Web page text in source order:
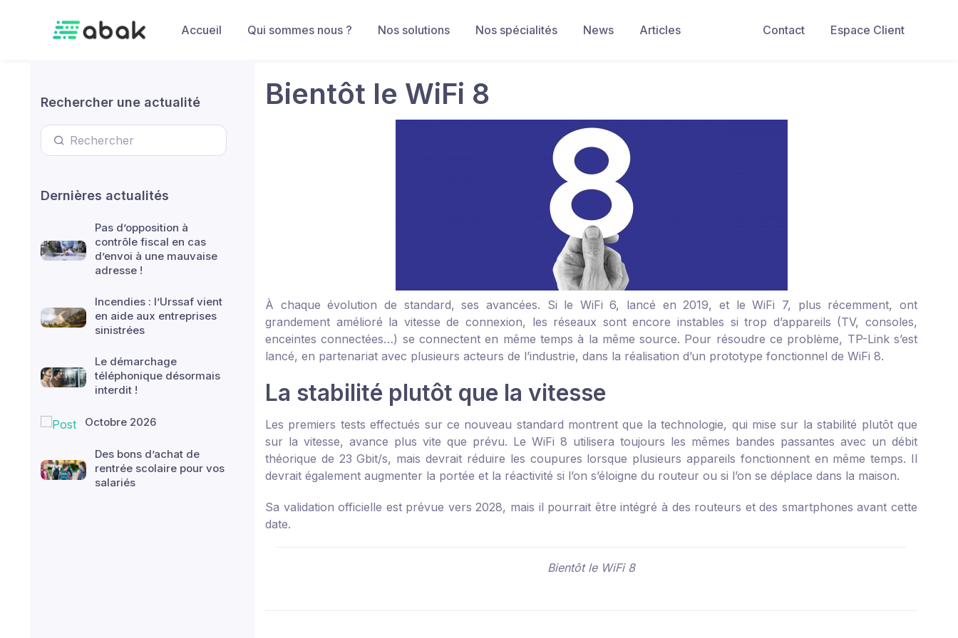
Contact
Espace Client
Accueil Qui sommes nous ? Nos solutions Nos spécialités News Articles
Rechercher une actualité
Dernières actualités
Pas d’opposition à
contrôle fiscal en cas
d’envoi à une mauvaise
adresse !
Incendies : l’Urssaf vient
en aide aux entreprises
sinistrées
Le démarchage
téléphonique désormais
interdit !
Octobre 2026
Des bons d’achat de
rentrée scolaire pour vos
salariés
Bientôt le WiFi 8
À chaque évolution de standard, ses avancées. Si le WiFi 6, lancé en 2019, et le WiFi 7, plus récemment, ont
grandement amélioré la vitesse de connexion, les réseaux sont encore instables si trop d’appareils (TV, consoles,
enceintes connectées…) se connectent en même temps à la même source. Pour résoudre ce problème, TP-Link s’est
lancé, en partenariat avec plusieurs acteurs de l’industrie, dans la réalisation d’un prototype fonctionnel de WiFi 8.
La stabilité plutôt que la vitesse
Les premiers tests effectués sur ce nouveau standard montrent que la technologie, qui mise sur la stabilité plutôt que
sur la vitesse, avance plus vite que prévu. Le WiFi 8 utilisera toujours les mêmes bandes passantes avec un débit
théorique de 23 Gbit/s, mais devrait réduire les coupures lorsque plusieurs appareils fonctionnent en même temps. Il
devrait également augmenter la portée et la réactivité si l’on s’éloigne du routeur ou si l’on se déplace dans la maison.
Sa validation officielle est prévue vers 2028, mais il pourrait être intégré à des routeurs et des smartphones avant cette
date.
Bientôt le WiFi 8